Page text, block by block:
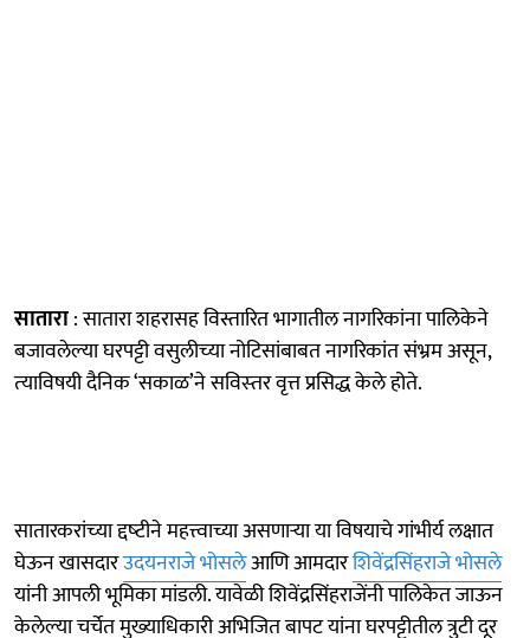
सातारा: सातारा शहरासह विस्तारित भागातील नागरिकांना पालिकेने
बजावलेल्‍या घरपट्टी वसुलीच्‍या नोटिसांबाबत नागरिकांत संभ्रम असून,
त्‍याविषयी दैनिक ‘सकाळ’ने सविस्‍तर वृत्त प्रसिद्ध केले होते.
सातारकरांच्‍या द्दष्‍टीने महत्त्वाच्या असणाऱ्या या विषयाचे गांभीर्य लक्षात
घेऊन खासदारउदयनराजे भोसलेआणि आमदारशिवेंद्रसिंहराजे भोसले
यांनी आपली भूमिका मांडली. यावेळी शिवेंद्रसिंहराजेंनी पालिकेत जाऊन
केलेल्‍या चर्चेत मुख्‍याधिकारी अभिजित बापट यांना घरपट्टीतील त्रुटी दूर